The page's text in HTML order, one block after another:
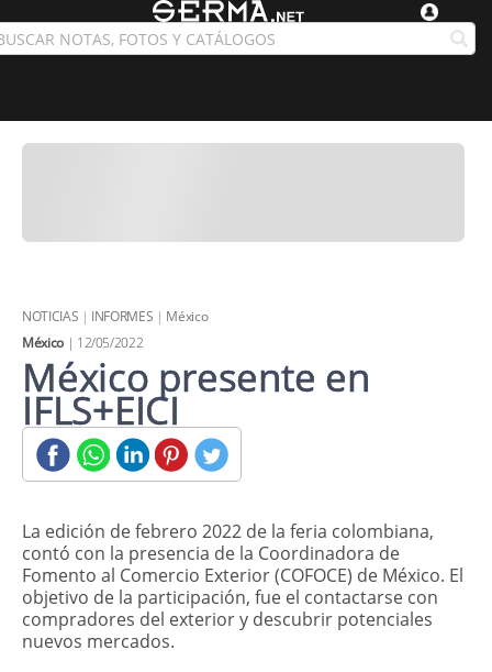
NOTICIAS | INFORMES | México
México| 12/05/2022
México presente en
IFLS+EICI
La edición de febrero 2022 de la feria colombiana,
contó con la presencia de la Coordinadora de
Fomento al Comercio Exterior (COFOCE) de México. El
objetivo de la participación, fue el contactarse con
compradores del exterior y descubrir potenciales
nuevos mercados.